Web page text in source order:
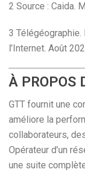
2 Source : Caida.
3
l’Internet. Août
À PROPOS
GTT fournit une
améliore la
collaborateurs,
Opérateur d’un
une suite